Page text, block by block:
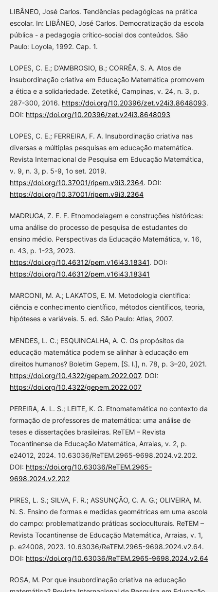
LIBÂNEO, José Carlos. Tendências pedagógicas na prática
escolar. In: LIBÂNEO, José Carlos. Democratização da escola
pública - a pedagogia crítico-social dos conteúdos. São
Paulo: Loyola, 1992. Cap. 1.
LOPES, C. E.; D’AMBROSIO, B.; CORRÊA, S. A. Atos de
insubordinação criativa em Educação Matemática promovem
a ética e a solidariedade. Zetetiké, Campinas, v. 24, n. 3, p.
287-300, 2016. https://doi.org/10.20396/zet.v24i3.8648093.
DOI: https://doi.org/10.20396/zet.v24i3.8648093
LOPES, C. E.; FERREIRA, F. A. Insubordinação criativa nas
diversas e múltiplas pesquisas em educação matemática.
Revista Internacional de Pesquisa em Educação Matemática,
v. 9, n. 3, p. 5-9, 1o set. 2019.
https://doi.org/10.37001/ripem.v9i3.2364. DOI:
https://doi.org/10.37001/ripem.v9i3.2364
MADRUGA, Z. E. F. Etnomodelagem e construções históricas:
uma análise do processo de pesquisa de estudantes do
ensino médio. Perspectivas da Educação Matemática, v. 16,
n. 43, p. 1-23, 2023.
https://doi.org/10.46312/pem.v16i43.18341. DOI:
https://doi.org/10.46312/pem.v16i43.18341
MARCONI, M. A.; LAKATOS, E. M. Metodologia cientifica:
ciência e conhecimento científico, métodos científicos, teoria,
hipóteses e variáveis. 5. ed. São Paulo: Atlas, 2007.
MENDES, L. C.; ESQUINCALHA, A. C. Os propósitos da
educação matemática podem se alinhar à educação em
direitos humanos? Boletim Gepem, [S. l.], n. 78, p. 3–20, 2021.
https://doi.org/10.4322/gepem.2022.007. DOI:
https://doi.org/10.4322/gepem.2022.007
PEREIRA, A. L. S.; LEITE, K. G. Etnomatemática no contexto da
formação de professores de matemática: uma análise de
teses e dissertações brasileiras. ReTEM – Revista
Tocantinense de Educação Matemática, Arraias, v. 2, p.
e24012, 2024. 10.63036/ReTEM.2965-9698.2024.v2.202.
DOI: https://doi.org/10.63036/ReTEM.2965-
9698.2024.v2.202
PIRES, L. S.; SILVA, F. R.; ASSUNÇÃO, C. A. G.; OLIVEIRA, M.
N. S. Ensino de formas e medidas geométricas em uma escola
do campo: problematizando práticas socioculturais. ReTEM –
Revista Tocantinense de Educação Matemática, Arraias, v. 1,
p. e24008, 2023. 10.63036/ReTEM.2965-9698.2024.v2.64.
DOI: https://doi.org/10.63036/ReTEM.2965-9698.2024.v2.64
ROSA, M. Por que insubordinação criativa na educação